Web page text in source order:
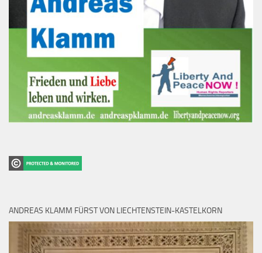
ANDREAS KLAMM FÜRST VON LIECHTENSTEIN-KASTELKORN